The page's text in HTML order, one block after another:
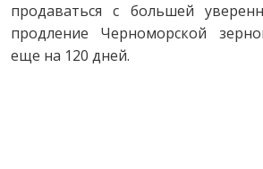
продаваться с большей
продление Черноморской
еще на 120 дней.